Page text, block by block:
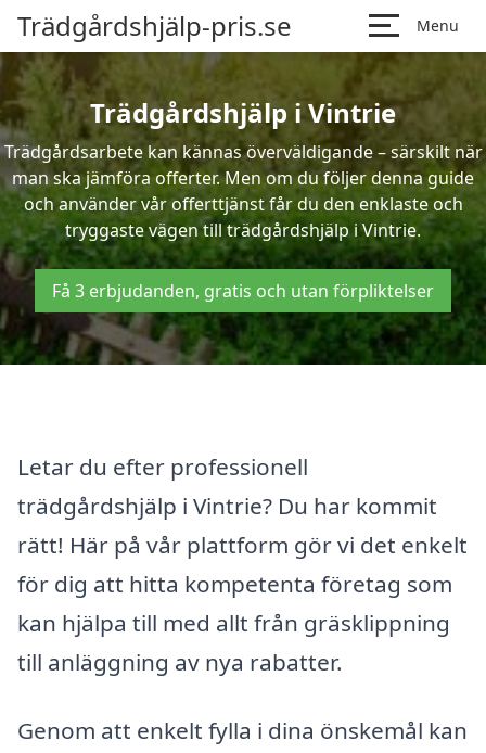
Trädgårdshjälp-pris.se Menu
Trädgårdshjälp i Vintrie
Trädgårdsarbete kan kännas överväldigande – särskilt när
man ska jämföra offerter. Men om du följer denna guide
och använder vår offerttjänst får du den enklaste och
tryggaste vägen till trädgårdshjälp i Vintrie.
Få 3 erbjudanden, gratis och utan förpliktelser
Letar du efter professionell
trädgårdshjälp i Vintrie? Du har kommit
rätt! Här på vår plattform gör vi det enkelt
för dig att hitta kompetenta företag som
kan hjälpa till med allt från gräsklippning
till anläggning av nya rabatter.
Genom att enkelt fylla i dina önskemål kan